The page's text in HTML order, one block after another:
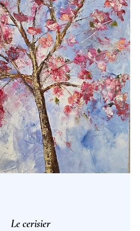
Le cerisier